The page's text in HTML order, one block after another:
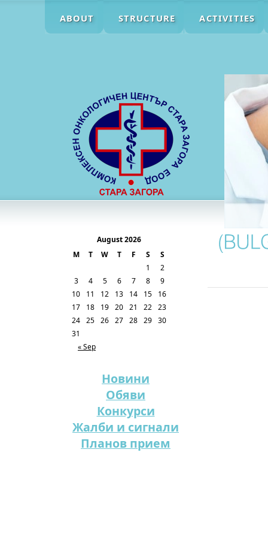
ABOUT STRUCTURE ACTIVITIES
August 2026
M
T W T F S S
« Sep
1
2
3
4 5 6 7 8
9
10
11 12 13 14 15
16
17
18 19 20 21 22 23
24 25 26 27 28 29 30
31
Новини
Обяви
Конкурси
Жалби и сигнали
Планов прием